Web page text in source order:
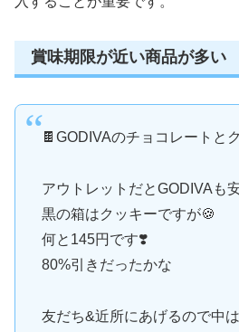
賞味期限が近い商品が多い
🍫GODIVAのチョコレートと
アウトレットだとGODIVAも
黒の箱はクッキーですが🍪
何と145円です❣️
80%引きだったかな
友だち&近所にあげるので中